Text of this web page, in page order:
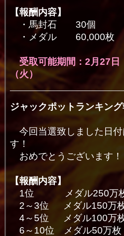
【報酬内容】
・馬封石 30個
・メダル 60,000枚
受取可能期間：2月27日
（火）
ジャックポットランキング
今回当選致しました日付
す！
おめでとうございます！
【報酬内容】
1位 メダル250万
2～3位 メダル150万
4～5位 メダル100万
6～10位 メダル50万枚